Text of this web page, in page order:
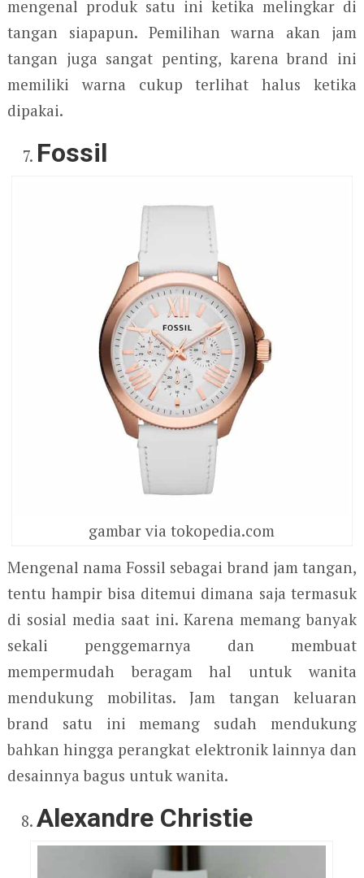
mengenal produk satu ini ketika melingkar di
tangan siapapun. Pemilihan warna akan jam
tangan juga sangat penting, karena brand ini
memiliki warna cukup terlihat halus ketika
dipakai.
Fossil
gambar via tokopedia.com
Mengenal nama Fossil sebagai brand jam tangan,
tentu hampir bisa ditemui dimana saja termasuk
di sosial media saat ini. Karena memang banyak
sekali penggemarnya dan membuat
mempermudah beragam hal untuk wanita
mendukung mobilitas. Jam tangan keluaran
brand satu ini memang sudah mendukung
bahkan hingga perangkat elektronik lainnya dan
desainnya bagus untuk wanita.
Alexandre Christie